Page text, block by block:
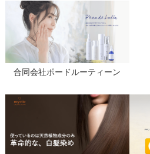
合同会社ポードルーティーン